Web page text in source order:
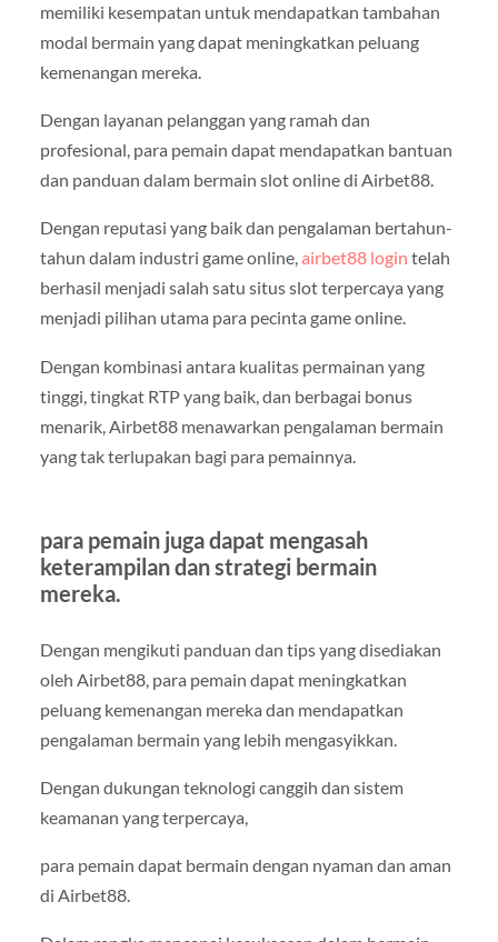
memiliki kesempatan untuk mendapatkan tambahan
modal bermain yang dapat meningkatkan peluang
kemenangan mereka.
Dengan layanan pelanggan yang ramah dan
profesional, para pemain dapat mendapatkan bantuan
dan panduan dalam bermain slot online di Airbet88.
Dengan reputasi yang baik dan pengalaman bertahun-
tahun dalam industri game online,airbet88 login telah
berhasil menjadi salah satu situs slot terpercaya yang
menjadi pilihan utama para pecinta game online.
Dengan kombinasi antara kualitas permainan yang
tinggi, tingkat RTP yang baik, dan berbagai bonus
menarik, Airbet88 menawarkan pengalaman bermain
yang tak terlupakan bagi para pemainnya.
para pemain juga dapat mengasah
keterampilan dan strategi bermain
mereka.
Dengan mengikuti panduan dan tips yang disediakan
oleh Airbet88, para pemain dapat meningkatkan
peluang kemenangan mereka dan mendapatkan
pengalaman bermain yang lebih mengasyikkan.
Dengan dukungan teknologi canggih dan sistem
keamanan yang terpercaya,
para pemain dapat bermain dengan nyaman dan aman
di Airbet88.